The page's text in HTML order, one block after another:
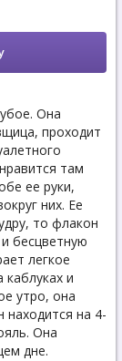
Она
проходит
там
ее руки,
них. Ее
то флакон
бесцветную
легкое
и
утро, она
находится на 4-
Она
дне.